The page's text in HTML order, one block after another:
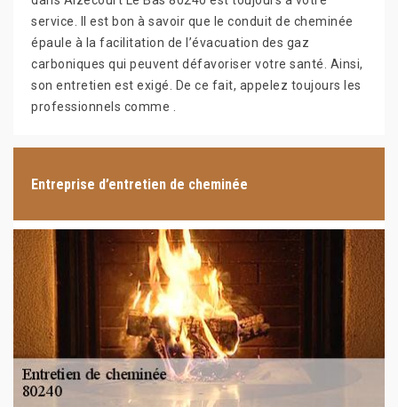
service. Il est bon à savoir que le conduit de cheminée
épaule à la facilitation de l’évacuation des gaz
carboniques qui peuvent défavoriser votre santé. Ainsi,
son entretien est exigé. De ce fait, appelez toujours les
professionnels comme .
Entreprise d’entretien de cheminée